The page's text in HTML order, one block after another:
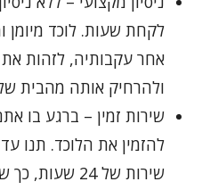
לקחת שעות. לוכד מיומן
אחר עקבותיה, לזהות
ולהרחיק אותה מהבית
שירות זמין – ברגע בו
להזמין את הלוכד. תנו
שירות של 24